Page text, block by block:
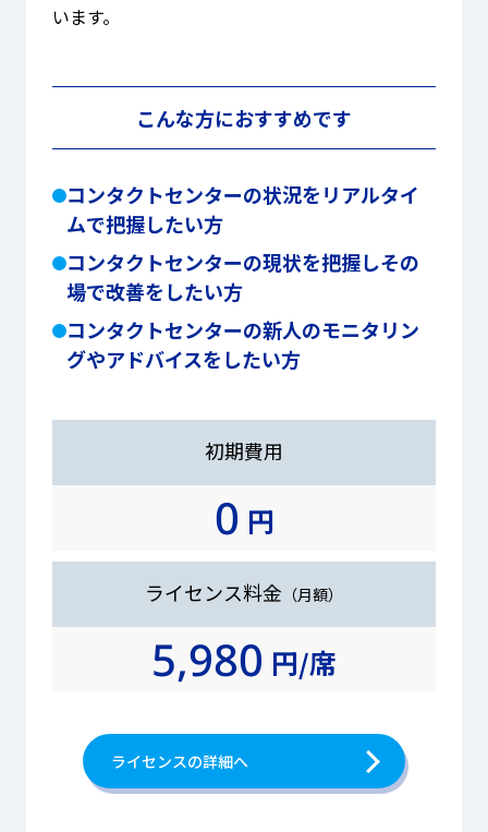
います。
こんな方におすすめです
コンタクトセンターの状況をリアルタイ
ムで把握したい方
コンタクトセンターの現状を把握しその
場で改善をしたい方
コンタクトセンターの新人のモニタリン
グやアドバイスをしたい方
初期費用
0 円
ライセンス料金 （月額）
5,980 円/席
ライセンスの詳細へ